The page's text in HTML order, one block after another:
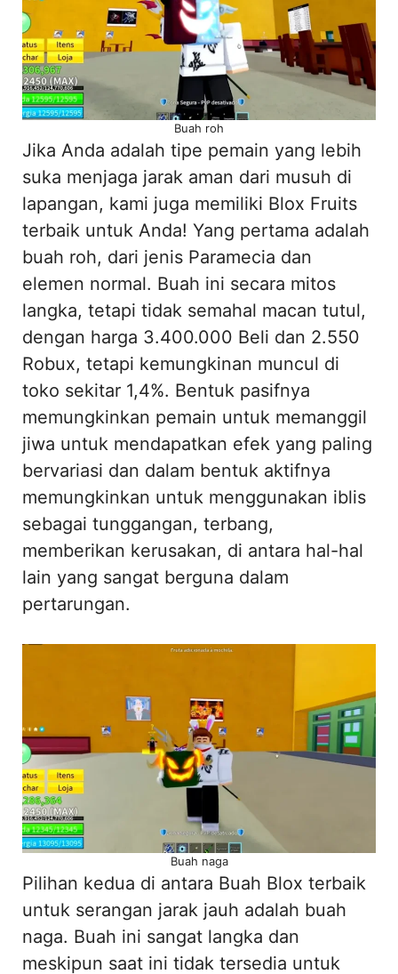
Buah roh
Jika Anda adalah tipe pemain yang lebih
suka menjaga jarak aman dari musuh di
lapangan, kami juga memiliki Blox Fruits
terbaik untuk Anda! Yang pertama adalah
buah roh, dari jenis Paramecia dan
elemen normal. Buah ini secara mitos
langka, tetapi tidak semahal macan tutul,
dengan harga 3.400.000 Beli dan 2.550
Robux, tetapi kemungkinan muncul di
toko sekitar 1,4%. Bentuk pasifnya
memungkinkan pemain untuk memanggil
jiwa untuk mendapatkan efek yang paling
bervariasi dan dalam bentuk aktifnya
memungkinkan untuk menggunakan iblis
sebagai tunggangan, terbang,
memberikan kerusakan, di antara hal-hal
lain yang sangat berguna dalam
pertarungan.
Buah naga
Pilihan kedua di antara Buah Blox terbaik
untuk serangan jarak jauh adalah buah
naga. Buah ini sangat langka dan
meskipun saat ini tidak tersedia untuk